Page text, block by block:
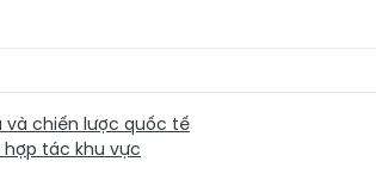
chiến lược quốc tế
hợp tác khu vực